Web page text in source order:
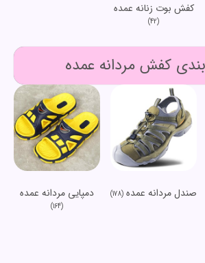
کفش بوت زنانه عمده
(42)
کفش مردانه عمده
صندل مردانه عمده (178) دمپایی مردانه عمده
(164)